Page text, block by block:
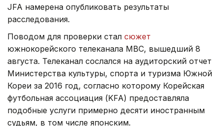
JFA намерена опубликовать результаты
расследования.
Поводом для проверки стал сюжет
южнокорейского телеканала MBC, вышедший 8
августа. Телеканал сослался на аудиторский отчет
Министерства культуры, спорта и туризма Южной
Кореи за 2016 год, согласно которому Корейская
футбольная ассоциация (KFA) предоставляла
подобные услуги примерно десяти иностранным
судьям, в том числе японским.